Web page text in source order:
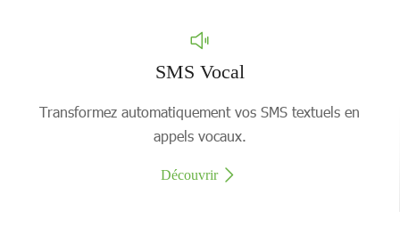
SMS Vocal
Transformez automatiquement vos SMS textuels en
appels vocaux.
Découvrir